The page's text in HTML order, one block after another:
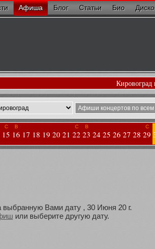
Афиша Блог Статьи Био
Афиши концертов по всем
С
15
В
16 17 18 19 20 21
С
22
В
23 24 25 26 27 28
С
29
Вами дату , 30 Июня 20 г.
или выберите другую дату.